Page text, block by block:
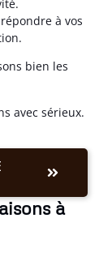
à vos
bien les
avec sérieux.
à